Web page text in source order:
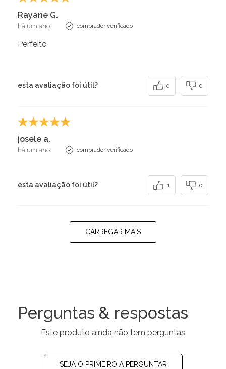
Rayane G.
há um ano comprador verificado
Perfeito
esta avaliação foi útil? 0 0
josele a.
há um ano comprador verificado
esta avaliação foi útil? 1 0
CARREGAR MAIS
Perguntas & respostas
Este produto ainda não tem perguntas
SEJA O PRIMEIRO A PERGUNTAR